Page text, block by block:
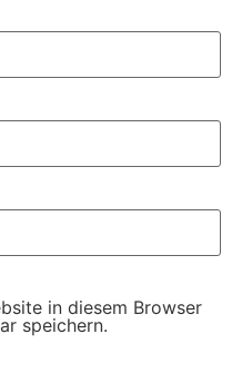
in diesem Browser
speichern.